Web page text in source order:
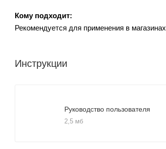
Кому подходит:
Рекомендуется для применения в
Инструкции
Руководство пользователя
2,5 мб